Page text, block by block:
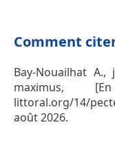
Comment
Bay-Nouailhat
maximus,
littoral.org/14/
août 2026.